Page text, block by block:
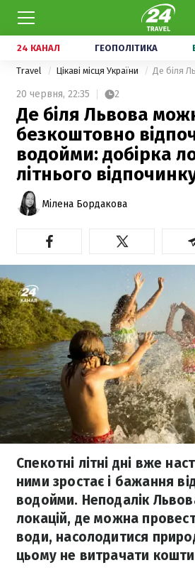
24 КАНАЛ ГЕОПОЛІТИКА
Travel Цікаві місця України
20 червня, 22:35 2
Де біля Львова
безкоштовно
водойми: добірка
літнього
Мілена Бордакова
Спекотні літні дні вже
ними зростає і бажання
водойми. Неподалік
локацій, де можна
води, насолодитися
цьому не витрачати кошти